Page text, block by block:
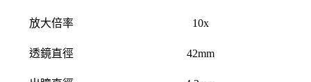
放大倍率 10x
透鏡直徑 42mm